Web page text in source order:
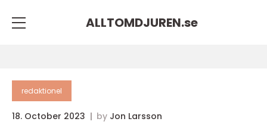
ALLTOMDJUREN.se
redaktionel
18. October 2023 by Jon Larsson